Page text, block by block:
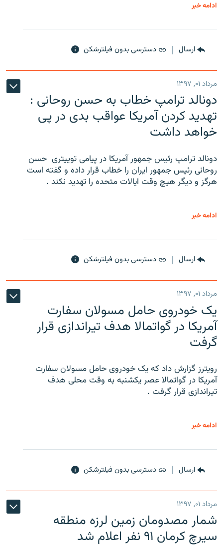
ادامه خبر
ارسال دسترسی بدون فیلترشکن
مرداد ۰۱, ۱۳۹۷
دونالد ترامپ خطاب به حسن روحانی :
تهدید کردن آمریکا عواقب بدی در پی
خواهد داشت
دونالد ترامپ رئیس جمهور آمریکا در پیامی توییتری ‌ حسن
روحانی رئیس جمهور ایران را خطاب قرار داده و گفته است
هرگز و دیگر هیچ وقت ایالات متحده را تهدید نکند .
ادامه خبر
ارسال دسترسی بدون فیلترشکن
مرداد ۰۱, ۱۳۹۷
یک خودروی حامل مسولان سفارت
آمریکا در گواتمالا هدف تیراندازی قرار
گرفت
رویترز گزارش داد که یک خودروی حامل مسولان سفارت
آمریکا در گواتمالا عصر یکشنبه به وقت محلی هدف
تیراندازی قرار گرفت .
ادامه خبر
ارسال دسترسی بدون فیلترشکن
مرداد ۰۱, ۱۳۹۷
شمار مصدومان زمین لرزه منطقه
سیرچ کرمان ۹۱ نفر اعلام شد